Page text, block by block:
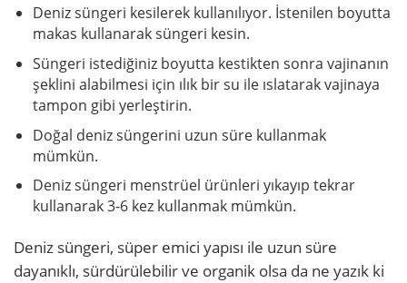
Deniz süngeri kesilerek kullanılıyor. İstenilen boyutta
makas kullanarak süngeri kesin.
Süngeri istediğiniz boyutta kestikten sonra vajinanın
şeklini alabilmesi için ılık bir su ile ıslatarak vajinaya
tampon gibi yerleştirin.
Doğal deniz süngerini uzun süre kullanmak
mümkün.
Deniz süngeri menstrüel ürünleri yıkayıp tekrar
kullanarak 3-6 kez kullanmak mümkün.
Deniz süngeri, süper emici yapısı ile uzun süre
dayanıklı, sürdürülebilir ve organik olsa da ne yazık ki